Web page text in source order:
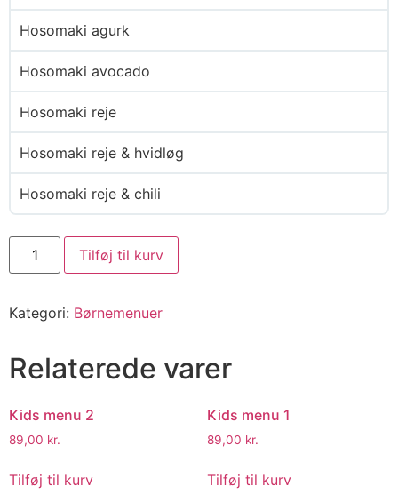
Hosomaki agurk
Hosomaki avocado
Hosomaki reje
Hosomaki reje & hvidløg
Hosomaki reje & chili
Tilføj til kurv
Kategori: Børnemenuer
Relaterede varer
Kids menu 2
89,00 kr.
Tilføj til kurv
Kids menu 1
89,00 kr.
Tilføj til kurv